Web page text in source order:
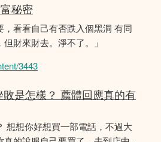
秘密
看看自己有否跌入個黑洞 有同
財來財去。淨不了。」
3443
敗是怎樣？ 薦體回應真的有
想想你好想買一部電話，不過大